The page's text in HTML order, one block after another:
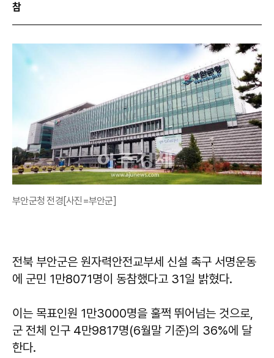
참
부안군청 전경[사진=부안군]
전북 부안군은 원자력안전교부세 신설 촉구 서명운동
에 군민 1만8071명이 동참했다고 31일 밝혔다.
이는 목표인원 1만3000명을 훌쩍 뛰어넘는 것으로,
군 전체 인구 4만9817명(6월말 기준)의 36%에 달
한다.